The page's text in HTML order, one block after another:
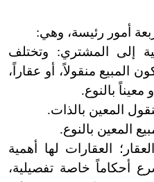
أمور رئيسة، وهي:
إلى المشتري: وتختلف
منقولاً، أو عقاراً،
بالنوع.
المعين بالذات.
المعين بالنوع.
العقارات لها أهمية
أحكاماً خاصة تفصيلية،